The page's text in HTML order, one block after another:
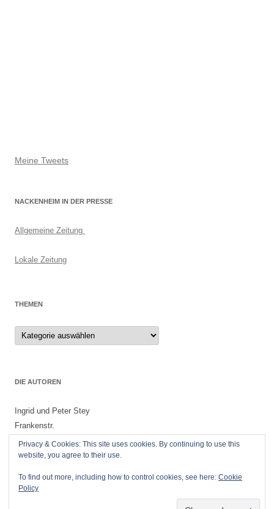
Meine Tweets
NACKENHEIM IN DER PRESSE
Allgemeine Zeitung
Lokale Zeitung
THEMEN
Themen
DIE AUTOREN
Ingrid und Peter Stey
Frankenstr.
55299 Nackenheim
Privacy & Cookies: This site uses cookies. By continuing to use this
website, you agree to their use.
To find out more, including how to control cookies, see here: Cookie
Policy